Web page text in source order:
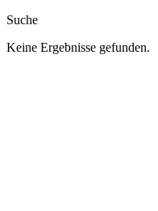
Suche
Keine Ergebnisse gefunden.